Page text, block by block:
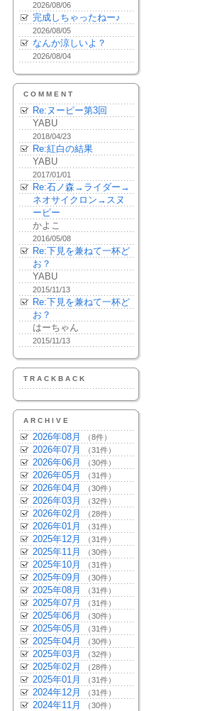
2026/08/06
完成しちゃったねー♪
2026/08/05
なんか涼しいよ？
2026/08/04
COMMENT
Re:ヌーピー第3回
YABU
2018/04/23
Re:紅白の結果
YABU
2017/01/01
Re:石ノ森→ライダー→
ネオサイクロン→スヌ
ーピー
かよこ
2016/05/08
Re:下見を兼ねて一杯ど
お？
YABU
2015/11/13
Re:下見を兼ねて一杯ど
お？
はーちゃん
2015/11/13
TRACKBACK
ARCHIVE
2026年08月 （8件）
2026年07月 （31件）
2026年06月 （30件）
2026年05月 （31件）
2026年04月 （30件）
2026年03月 （32件）
2026年02月 （28件）
2026年01月 （31件）
2025年12月 （31件）
2025年11月 （30件）
2025年10月 （31件）
2025年09月 （30件）
2025年08月 （31件）
2025年07月 （31件）
2025年06月 （30件）
2025年05月 （31件）
2025年04月 （30件）
2025年03月 （32件）
2025年02月 （28件）
2025年01月 （31件）
2024年12月 （31件）
2024年11月 （30件）